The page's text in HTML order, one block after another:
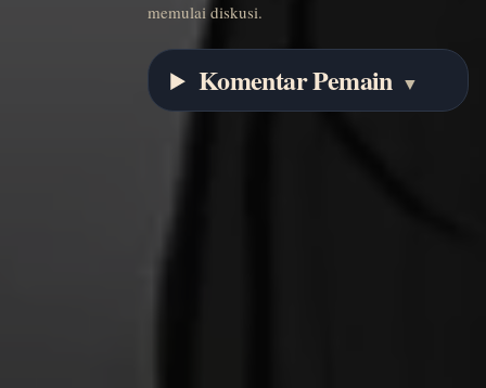
memulai diskusi.
Komentar Pemain ▼